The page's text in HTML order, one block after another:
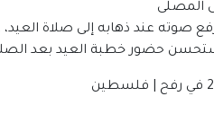
المصلى
صوته عند ذهابه إلى صلاة العيد،
حضور خطبة العيد بعد